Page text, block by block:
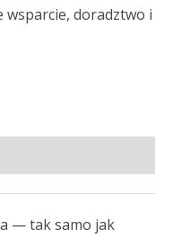
doradztwo i
— tak samo jak